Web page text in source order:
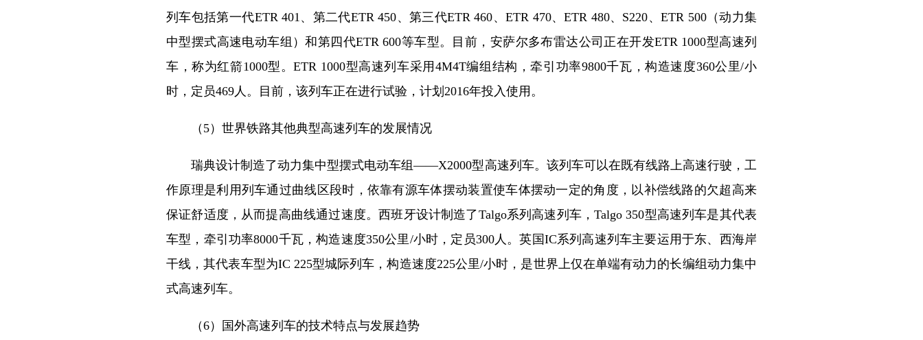
列车包括第一代ETR 401、第二代ETR 450、第三代ETR 460、ETR 470、ETR 480、S220、ETR 500（动力集
中型摆式高速电动车组）和第四代ETR 600等车型。目前，安萨尔多布雷达公司正在开发ETR 1000型高速列
车，称为红箭1000型。ETR 1000型高速列车采用4M4T编组结构，牵引功率9800千瓦，构造速度360公里/小
时，定员469人。目前，该列车正在进行试验，计划2016年投入使用。
（5）世界铁路其他典型高速列车的发展情况
瑞典设计制造了动力集中型摆式电动车组——X2000型高速列车。该列车可以在既有线路上高速行驶，工
作原理是利用列车通过曲线区段时，依靠有源车体摆动装置使车体摆动一定的角度，以补偿线路的欠超高来
保证舒适度，从而提高曲线通过速度。西班牙设计制造了Talgo系列高速列车，Talgo 350型高速列车是其代表
车型，牵引功率8000千瓦，构造速度350公里/小时，定员300人。英国IC系列高速列车主要运用于东、西海岸
干线，其代表车型为IC 225型城际列车，构造速度225公里/小时，是世界上仅在单端有动力的长编组动力集中
式高速列车。
（6）国外高速列车的技术特点与发展趋势